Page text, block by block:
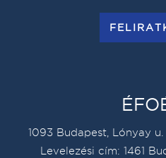
1093 Budapest, Lónyay u.
Levelezési cím: 1461